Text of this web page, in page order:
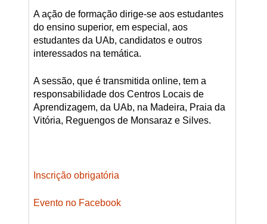
A ação de formação dirige-se aos estudantes
do ensino superior, em especial, aos
estudantes da UAb, candidatos e outros
interessados na temática.
A sessão, que é transmitida online, tem a
responsabilidade dos Centros Locais de
Aprendizagem, da UAb, na Madeira, Praia da
Vitória, Reguengos de Monsaraz e Silves.
Inscrição obrigatória
Evento no Facebook